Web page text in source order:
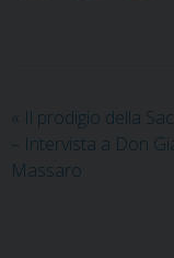
« Il prodigio della
– Intervista a Don
Massaro